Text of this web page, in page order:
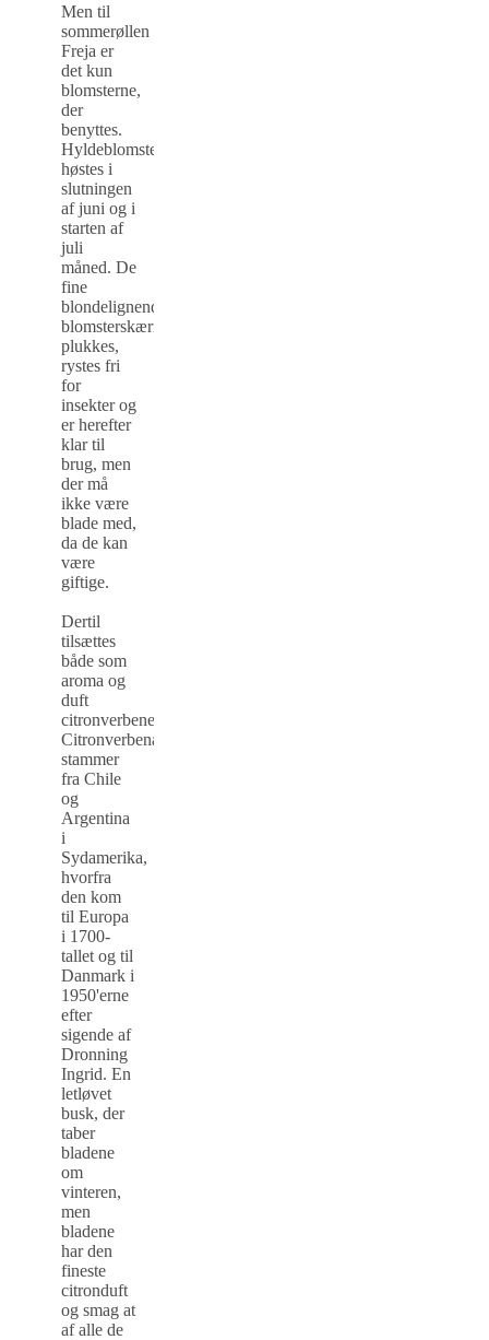
Men til
sommerøllen
Freja er
det kun
blomsterne,
der
benyttes.
Hyldeblomsterne
høstes i
slutningen
af juni og i
starten af
juli
måned. De
fine
blondelignende
blomsterskærme
plukkes,
rystes fri
for
insekter og
er herefter
klar til
brug, men
der må
ikke være
blade med,
da de kan
være
giftige.
Dertil
tilsættes
både som
aroma og
duft
citronverbene.
Citronverbena
stammer
fra Chile
og
Argentina
i
Sydamerika,
hvorfra
den kom
til Europa
i 1700-
tallet og til
Danmark i
1950'erne
efter
sigende af
Dronning
Ingrid. En
letløvet
busk, der
taber
bladene
om
vinteren,
men
bladene
har den
fineste
citronduft
og smag at
af alle de